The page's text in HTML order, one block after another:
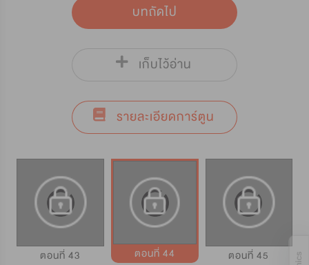
บทถัดไป
เก็บไว้อ่าน
รายละเอียดการ์ตูน
ตอนที่ 43 ตอนที่ 44 ตอนที่ 45